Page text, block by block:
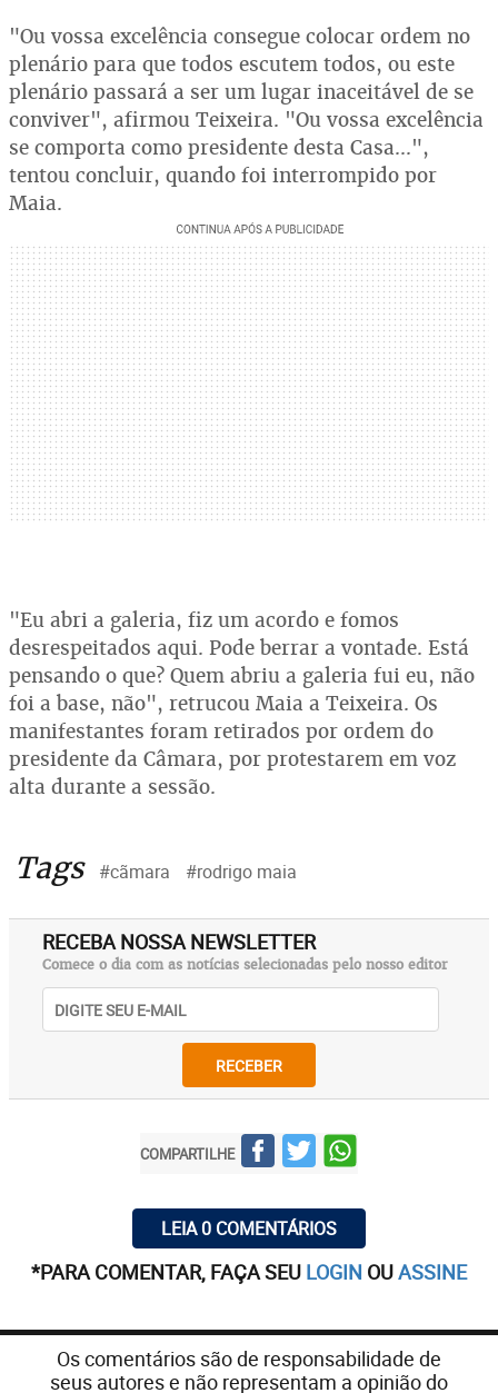
"Ou vossa excelência consegue colocar ordem no
plenário para que todos escutem todos, ou este
plenário passará a ser um lugar inaceitável de se
conviver", afirmou Teixeira. "Ou vossa excelência
se comporta como presidente desta Casa...",
tentou concluir, quando foi interrompido por
Maia.
"Eu abri a galeria, fiz um acordo e fomos
desrespeitados aqui. Pode berrar a vontade. Está
pensando o que? Quem abriu a galeria fui eu, não
foi a base, não", retrucou Maia a Teixeira. Os
manifestantes foram retirados por ordem do
presidente da Câmara, por protestarem em voz
alta durante a sessão.
Tags #cãmara #rodrigo maia
RECEBA NOSSA NEWSLETTER
Comece o dia com as notícias selecionadas pelo nosso editor
RECEBER
COMPARTILHE
LEIA 0 COMENTÁRIOS
*PARA COMENTAR, FAÇA SEU LOGIN OUASSINE
Os comentários são de responsabilidade de
seus autores e não representam a opinião do